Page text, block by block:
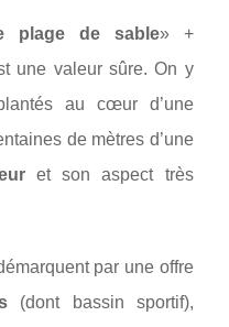
plage de sable» +
une valeur sûre. On y
au cœur d’une
de mètres d’une
et son aspect très
par une offre
(dont bassin sportif),